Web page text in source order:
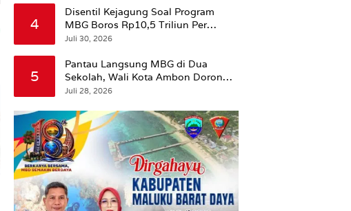
4
Disentil Kejagung Soal Program
MBG Boros Rp10,5 Triliun Per
Tahun, Kepala BGN Sudaryono Beri
Juli 30, 2026
5
Pantau Langsung MBG di Dua
Sekolah, Wali Kota Ambon Dorong
Pemerataan Hingga Wilayah
Juli 28, 2026